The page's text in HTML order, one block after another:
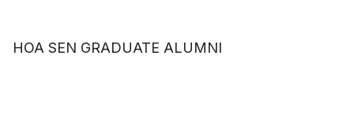
HOA SEN GRADUATE ALUMNI